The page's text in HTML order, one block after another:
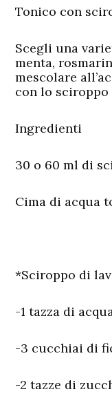
Tonico con
Scegli una
menta,
mescolare
con lo sciroppo
Ingredienti
30 o 60 ml di
Cima di acqua
*Sciroppo di
-1 tazza di
-3 cucchiai di
-2 tazze di